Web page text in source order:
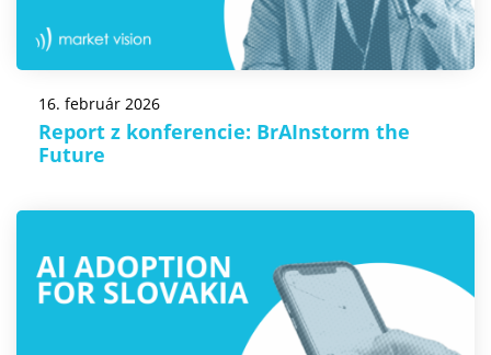
16. február 2026
Report z konferencie: BrAInstorm the
Future